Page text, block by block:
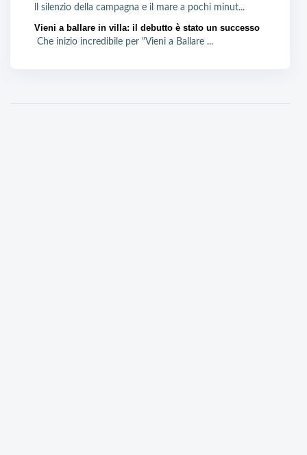
ll silenzio della campagna e il mare a pochi minut...
Vieni a ballare in villa: il debutto è stato un successo
Che inizio incredibile per "Vieni a Ballare ...